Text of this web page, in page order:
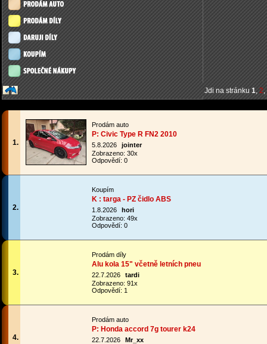
Jdi na stránku 1, 2,
1.
Prodám auto
P: Civic Type R FN2 2010
5.8.2026
jointer
Zobrazeno: 30x
Odpovědí: 0
2.
Koupím
K : targa - PZ čidlo ABS
1.8.2026
hori
Zobrazeno: 49x
Odpovědí: 0
3.
Prodám díly
Alu kola 15" včetně letních pneu
22.7.2026
tardi
Zobrazeno: 91x
Odpovědí: 1
4.
Prodám auto
P: Honda accord 7g tourer k24
22.7.2026
Mr_xx